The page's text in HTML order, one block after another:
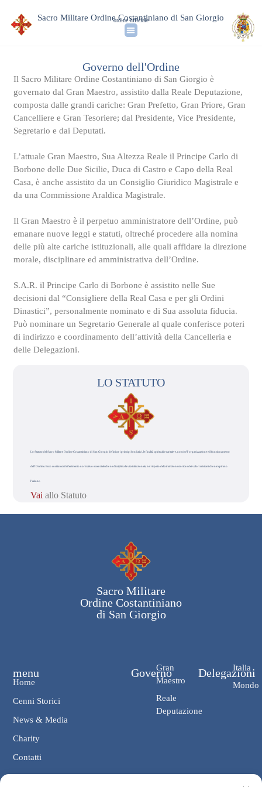
Sacro Militare Ordine Costantiniano di San Giorgio
ordine ufficiale
Governo dell'Ordine
Il Sacro Militare Ordine Costantiniano di San Giorgio è
governato dal Gran Maestro, assistito dalla Reale Deputazione,
composta dalle grandi cariche: Gran Prefetto, Gran Priore, Gran
Cancelliere e Gran Tesoriere; dal Presidente, Vice Presidente,
Segretario e dai Deputati.
L’attuale Gran Maestro, Sua Altezza Reale il Principe Carlo di
Borbone delle Due Sicilie, Duca di Castro e Capo della Real
Casa, è anche assistito da un Consiglio Giuridico Magistrale e
da una Commissione Araldica Magistrale.
Il Gran Maestro è il perpetuo amministratore dell’Ordine, può
emanare nuove leggi e statuti, oltreché procedere alla nomina
delle più alte cariche istituzionali, alle quali affidare la direzione
morale, disciplinare ed amministrativa dell’Ordine.
S.A.R. il Principe Carlo di Borbone è assistito nelle Sue
decisioni dal “Consigliere della Real Casa e per gli Ordini
Dinastici”, personalmente nominato e di Sua assoluta fiducia.
Può nominare un Segretario Generale al quale conferisce poteri
di indirizzo e coordinamento dell’attività della Cancelleria e
delle Delegazioni.
LO STATUTO
Lo Statuto del Sacro Militare Ordine Costantiniano di San Giorgio definisce i principi fondativi, le finalità spirituali e caritative, nonché l’organizzazione e il funzionamento
dell’Ordine. Esso costituisce il riferimento normativo essenziale che ne disciplina la vita istituzionale, nel rispetto della tradizione storica e dei valori cristiani che ne ispirano
l’azione.
Vai allo Statuto
Sacro Militare
Ordine Costantiniano
di San Giorgio
Governo
Gran
Maestro
Reale
Deputazione
Delegazioni
Italia
Mondo
menu
Home
Cenni Storici
News & Media
Charity
Contatti